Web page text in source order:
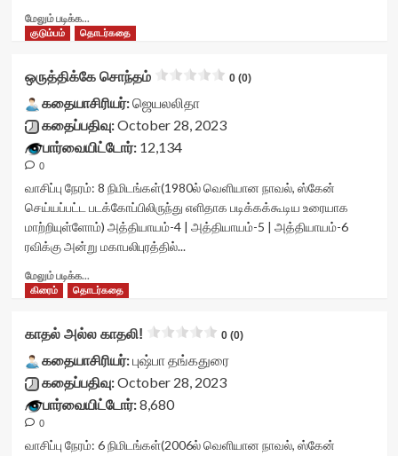
data-
rater-
data-
attribute='true'
>
</div>
stars-
title-
average'>0
(0)
</div>
yasr-
rater-
id='yasr-
visitor-
votes-
readonly-
rater-
rating='0'
data-
rater-
starsize='16'
rater-
postid='41677'
rater-
data-
readonly-
attribute='true'
<span
மேலும் படிக்க...
more
நட்சத்திர
பங்களா<div
class="yasr-
vv-
stars-
title-
<div
class='yasr-
stars-
title
yasr-
stars'
id='yasr-
votes-
readonly-
rater-
62680b57ba83b'
data-
குடும்பம் தொடர்கதை
ஒருத்திக்கே சொந்தம் 0 (0)
கதையாசிரியர்:ஜெயலலிதா
கதைப்பதிவு:October 28, 2023
பார்வையிட்டோர்:12,134
0
வாசிப்பு நேரம்: 8 நிமிடங்கள்(1980ல் வெளியான நாவல், ஸ்கேன்
செய்யப்பட்ட படக்கோப்பிலிருந்து எளிதாக படிக்கக்கூடிய உரையாக
மாற்றியுள்ளோம்) அத்தியாயம்-4 | அத்தியாயம்-5 | அத்தியாயம்-6
ரவிக்கு அன்று மகாபலிபுரத்தில்...
மேலும் படிக்க...
more
சொந்தம்<div
class="yasr-
vv-
stars-
title-
<div
கிரைம் தொடர்கதை
காதல் அல்ல காதலி! 0 (0)
கதையாசிரியர்:புஷ்பா தங்கதுரை
கதைப்பதிவு:October 28, 2023
பார்வையிட்டோர்:8,680
0
வாசிப்பு நேரம்: 6 நிமிடங்கள்(2006ல் வெளியான நாவல், ஸ்கேன்